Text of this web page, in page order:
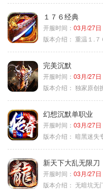
１７６经典
开服时间： 03月/27日
版本介绍： 重温１.７
完美沉默
开服时间： 03月/27日
版本介绍： 独家原创
幻想沉默单职业
开服时间： 03月/27日
版本介绍： 暗黑迷失
新天下大乱无限刀
开服时间： 03月/27日
版本介绍： 无暗坑无